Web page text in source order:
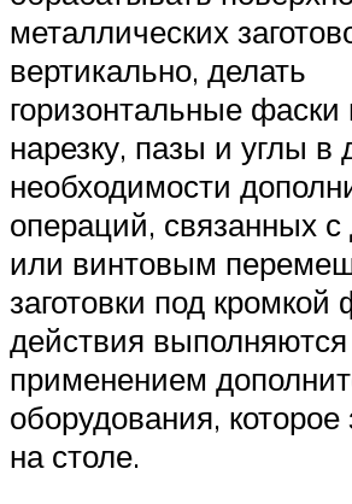
металлических
вертикально, делать
горизонтальные
нарезку, пазы и углы в
необходимости
операций, связанных
или винтовым
заготовки под кромкой
действия
применением
оборудования, которое
на столе.